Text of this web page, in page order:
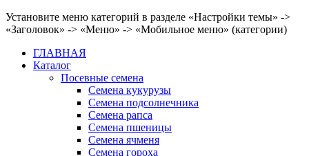
Установите меню категорий в разделе «Настройки темы» ->
«Заголовок» -> «Меню» -> «Мобильное меню» (категории)
ГЛАВНАЯ
Каталог
Посевные семена
Семена кукурузы
Семена подсолнечника
Семена рапса
Семена пшеницы
Семена ячменя
Семена гороха